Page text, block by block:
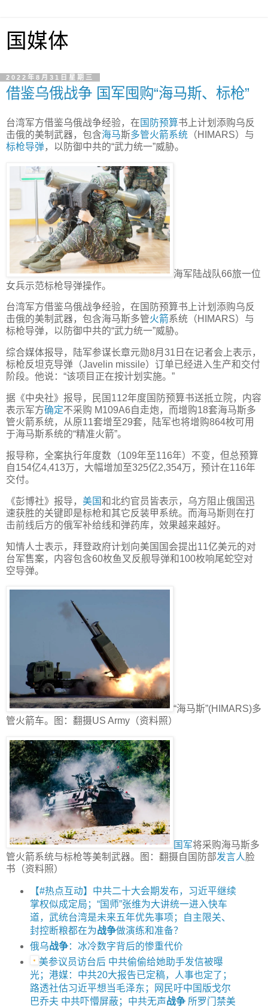
国媒体
2022年8月31日星期三
借鉴乌俄战争 国军囤购“海马斯、标枪”
台湾军方借鉴乌俄战争经验，在 国防预算书上计划添购乌反
击俄的美制武器，包含海马斯多管火箭系统 （HIMARS）与
标枪导弹，以防御中共的“武力统一”威胁。
海军陆战队66旅一位
女兵示范标枪导弹操作。
台湾军方借鉴乌俄战争经验，在国防预算书上计划添购乌反
击俄的美制武器，包含海马斯多管火箭系统（HIMARS）与
标枪导弹，以防御中共的“武力统一”威胁。
综合媒体报导，陆军参谋长章元勋8月31日在记者会上表示，
标枪反坦克导弹（Javelin missile）订单已经进入生产和交付
阶段。他说：“该项目正在按计划实施。”
据《中央社》报导，民国112年度国防预算书送抵立院，内容
表示军方确定不采购 M109A6自走炮，而增购18套海马斯多
管火箭系统，从原11套增至29套，陆军也将增购864枚可用
于海马斯系统的“精准火箭”。
报导称，全案执行年度数（109年至116年）不变，但总预算
自154亿4,413万，大幅增加至325亿2,354万，预计在116年
交付。
《彭博社》报导， 美国和北约官员皆表示，乌方阻止俄国迅
速获胜的关键即是标枪和其它反装甲系统。而海马斯则在打
击前线后方的俄军补给线和弹药库，效果越来越好。
知情人士表示，拜登政府计划向美国国会提出11亿美元的对
台军售案，内容包含60枚鱼叉反舰导弹和100枚响尾蛇空对
空导弹。
“海马斯”(HIMARS)多
管火箭车。图：翻摄US Army（资料照）
国军将采购海马斯多
管火箭系统与标枪等美制武器。图：翻摄自国防部发言人脸
书（资料照）
【#热点互动】中共二十大会期发布，习近平继续
掌权似成定局；“国师”张维为大讲统一进入快车
道，武统台湾是未来五年优先事项；自主限关、
封控断粮都在为战争做演练和准备？
俄乌战争：冰冷数字背后的惨重代价
美参议员访台后 中共偷偷给她助手发信被曝
光；港媒：中共20大报告已定稿，人事也定了；
路透社估习近平想当毛泽东；网民吁中国版戈尔
巴乔夫 中共吓懵屏蔽；中共无声战争所罗门禁美